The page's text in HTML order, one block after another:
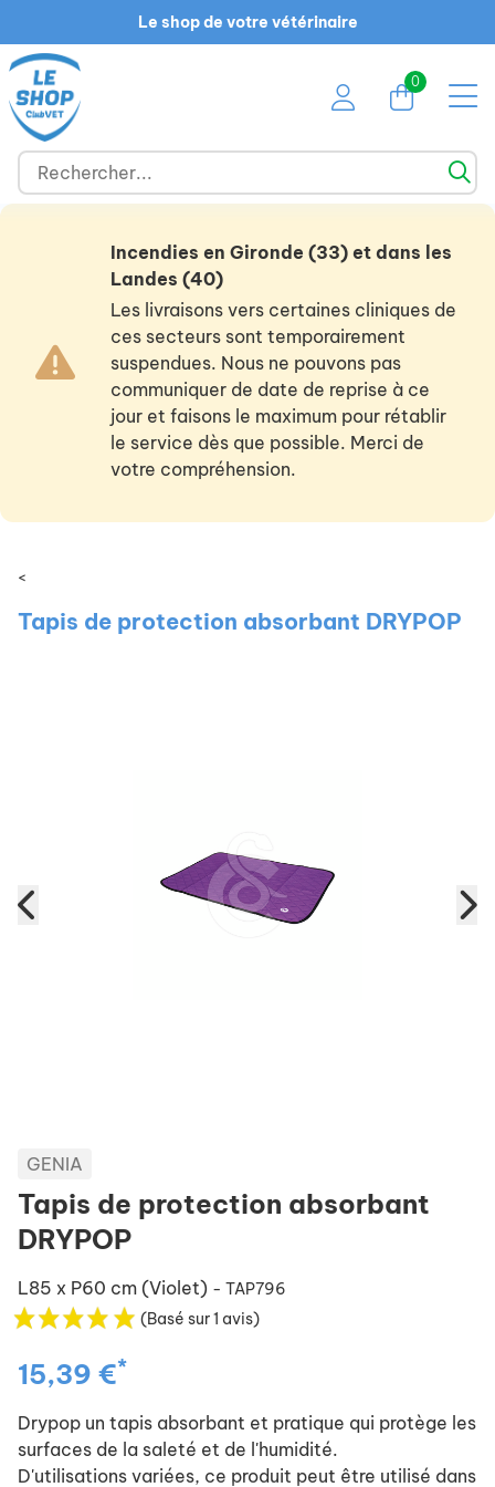
Le shop de votre vétérinaire
0
Incendies en Gironde (33) et dans les
Landes (40)
Les livraisons vers certaines cliniques de
ces secteurs sont temporairement
suspendues. Nous ne pouvons pas
communiquer de date de reprise à ce
jour et faisons le maximum pour rétablir
le service dès que possible. Merci de
votre compréhension.
<
Tapis de protection absorbant DRYPOP
GENIA
Tapis de protection absorbant
DRYPOP
L85 x P60 cm (Violet) - TAP796
(Basé sur 1 avis)
15,39 €*
Drypop un tapis absorbant et pratique qui protège les
surfaces de la saleté et de l'humidité.
D'utilisations variées, ce produit peut être utilisé dans